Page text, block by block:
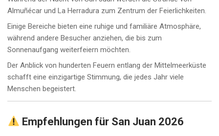
Almuñécar und La Herradura zum Zentrum der Feierlichkeiten.
Einige Bereiche bieten eine ruhige und familiäre Atmosphäre,
während andere Besucher anziehen, die bis zum
Sonnenaufgang weiterfeiern möchten.
Der Anblick von hunderten Feuern entlang der Mittelmeerküste
schafft eine einzigartige Stimmung, die jedes Jahr viele
Menschen begeistert.
Empfehlungen für San Juan 2026